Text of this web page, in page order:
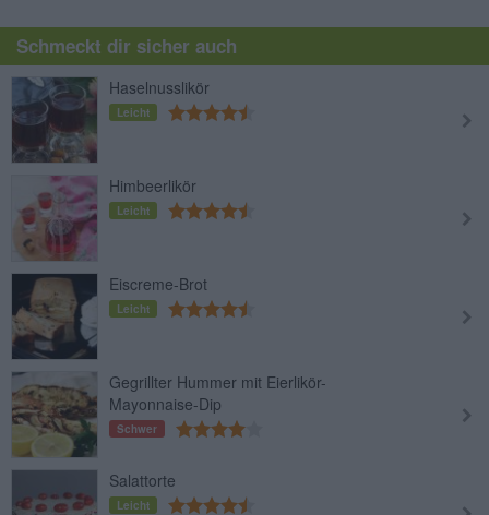
Schmeckt dir sicher auch
Haselnusslikör
Leicht
Himbeerlikör
Leicht
Eiscreme-Brot
Leicht
Gegrillter Hummer mit Eierlikör-
Mayonnaise-Dip
Schwer
Salattorte
Leicht